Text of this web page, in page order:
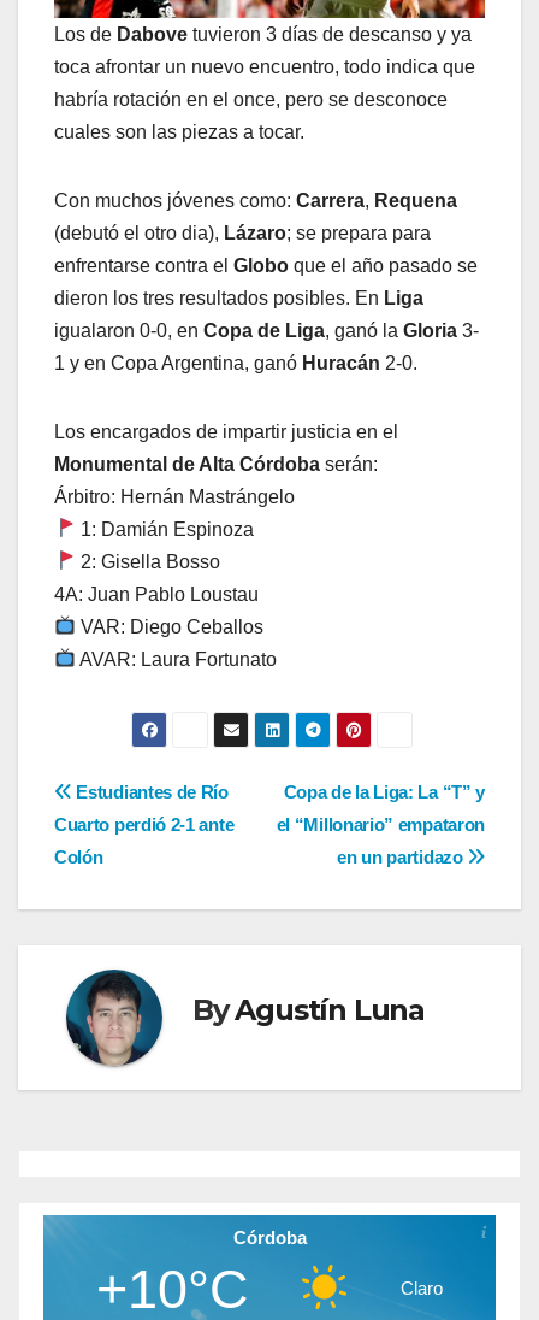
Los de Dabove tuvieron 3 días de descanso y ya
toca afrontar un nuevo encuentro, todo indica que
habría rotación en el once, pero se desconoce
cuales son las piezas a tocar.
Con muchos jóvenes como: Carrera, Requena
(debutó el otro dia), Lázaro; se prepara para
enfrentarse contra el Globo que el año pasado se
dieron los tres resultados posibles. En Liga
igualaron 0-0, en Copa de Liga, ganó la Gloria 3-
1 y en Copa Argentina, ganó Huracán 2-0.
Los encargados de impartir justicia en el
Monumental de Alta Córdoba serán:
Árbitro: Hernán Mastrángelo
1: Damián Espinoza
2: Gisella Bosso
4A: Juan Pablo Loustau
VAR: Diego Ceballos
AVAR: Laura Fortunato
Navegación
de
entradas
Copa de la Liga: La “T” y
el “Millonario” empataron
en un partidazo
Estudiantes de Río
Cuarto perdió 2-1 ante
Colón
ByAgustín Luna
Córdoba
+10°C Claro